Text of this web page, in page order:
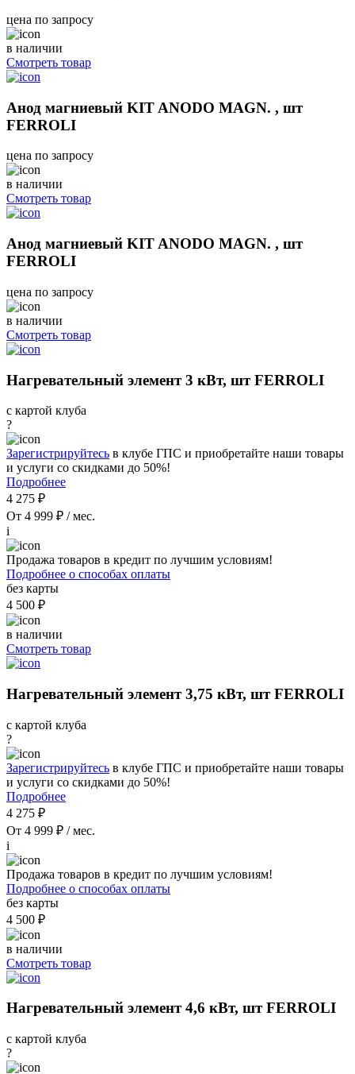
цена по запросу
в наличии
Смотреть товар
Анод магниевый KIT ANODO MAGN. , шт
FERROLI
цена по запросу
в наличии
Смотреть товар
Анод магниевый KIT ANODO MAGN. , шт
FERROLI
цена по запросу
в наличии
Смотреть товар
Нагревательный элемент 3 кВт, шт FERROLI
с картой клуба
?
Зарегистрируйтесь в клубе ГПС и приобретайте наши товары
и услуги со скидками до 50%!
Подробнее
4 275 ₽
От 4 999 ₽ / мес.
i
Продажа товаров в кредит по лучшим условиям!
Подробнее о способах оплаты
без карты
4 500 ₽
в наличии
Смотреть товар
Нагревательный элемент 3,75 кВт, шт FERROLI
с картой клуба
?
Зарегистрируйтесь в клубе ГПС и приобретайте наши товары
и услуги со скидками до 50%!
Подробнее
4 275 ₽
От 4 999 ₽ / мес.
i
Продажа товаров в кредит по лучшим условиям!
Подробнее о способах оплаты
без карты
4 500 ₽
в наличии
Смотреть товар
Нагревательный элемент 4,6 кВт, шт FERROLI
с картой клуба
?